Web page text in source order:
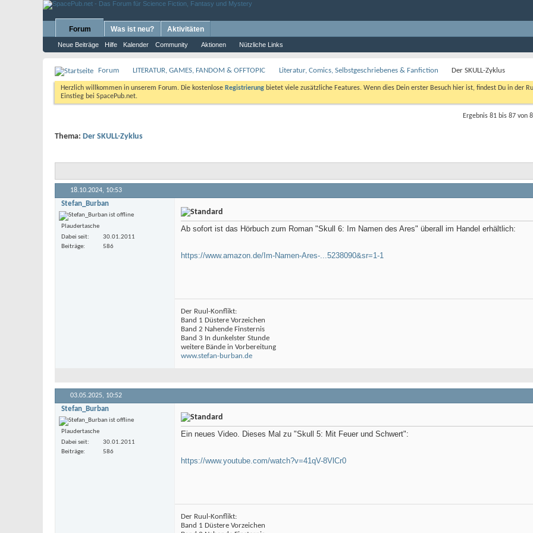
Forum
Neue Beiträge Hilfe Kalender Community Aktionen Nützliche Links
Was ist neu? Aktivitäten
Forum LITERATUR, GAMES, FANDOM & OFFTOPIC Literatur, Comics, Selbstgeschriebenes & Fanfiction Der SKULL-Zyklus
Herzlich willkommen in unserem Forum. Die kostenlose Registrierung bietet viele zusätzliche Features. Wenn dies Dein erster Besuch hier ist, findest Du in der
Einstieg bei SpacePub.net.
Ergebnis 81 bis 87 von
Thema: Der SKULL-Zyklus
18.10.2024, 10:53
Stefan_Burban
Plaudertasche
Dabei seit
30.01.2011
Beiträge
586
Ab sofort ist das Hörbuch zum Roman "Skull 6: Im Namen des Ares" überall im Handel erhältlich:
https://www.amazon.de/Im-Namen-Ares-...5238090&sr=1-1
Der Ruul-Konflikt:
Band 1 Düstere Vorzeichen
Band 2 Nahende Finsternis
Band 3 In dunkelster Stunde
weitere Bände in Vorbereitung
www.stefan-burban.de
03.05.2025, 10:52
Stefan_Burban
Plaudertasche
Dabei seit
30.01.2011
Beiträge
586
Ein neues Video. Dieses Mal zu "Skull 5: Mit Feuer und Schwert":
https://www.youtube.com/watch?v=41qV-8VlCr0
Der Ruul-Konflikt:
Band 1 Düstere Vorzeichen